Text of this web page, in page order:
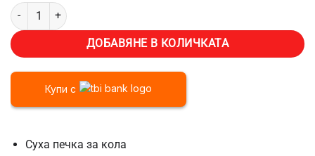
количество за Суха дизелова печка Vevor OVXMZ-D1, Мощност
ДОБАВЯНЕ В КОЛИЧКАТА
Купи с
Суха печка за кола